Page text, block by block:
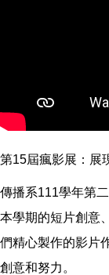
第15屆瘋影展：展
傳播系111學年第
本學期的短片創意
們精心製作的影片
創意和努力。